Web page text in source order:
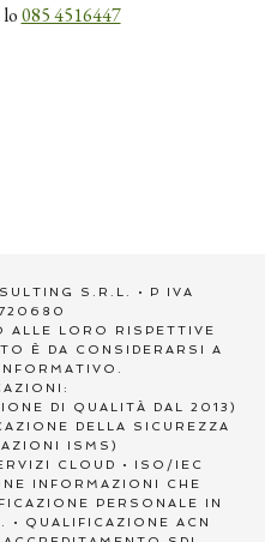
085 4516447
S.R.L. • P IVA
ALLE LORO RISPETTIVE
È DA CONSIDERARSI A
DI QUALITÀ DAL 2013)
DELLA SICUREZZA
ISMS)
CLOUD • ISO/IEC
INFORMAZIONI CHE
PERSONALE IN
• QUALIFICAZIONE ACN